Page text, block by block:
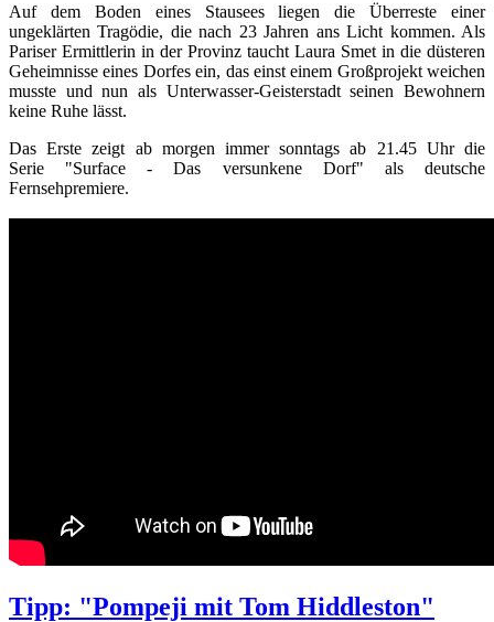
Auf dem Boden eines Stausees liegen die Überreste einer
ungeklärten Tragödie, die nach 23 Jahren ans Licht kommen. Als
Pariser Ermittlerin in der Provinz taucht Laura Smet in die düsteren
Geheimnisse eines Dorfes ein, das einst einem Großprojekt weichen
musste und nun als Unterwasser-Geisterstadt seinen Bewohnern
keine Ruhe lässt.
Das Erste zeigt ab morgen immer sonntags ab 21.45 Uhr die
Serie "Surface - Das versunkene Dorf" als deutsche
Fernsehpremiere.
Tipp: "Pompeji mit Tom Hiddleston"